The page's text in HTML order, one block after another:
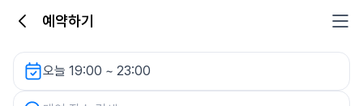
예약하기
오늘 19:00 ~ 23:00
DS 주차장 렌터카